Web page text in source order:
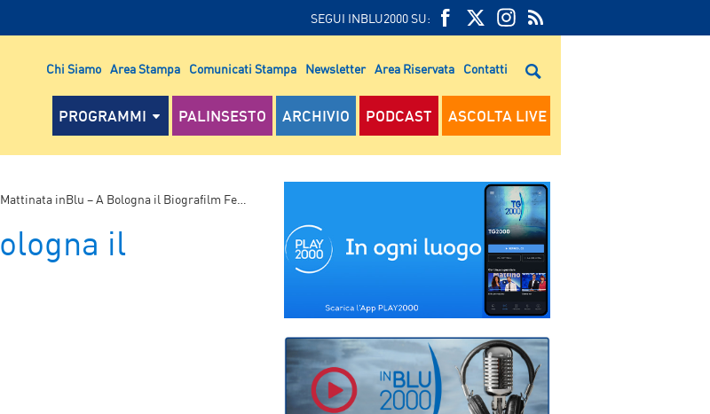
SEGUI INBLU2000 SU:
FEED
RSS
RSS
Chi Siamo Area Stampa Comunicati Stampa Newsletter Area Riservata Contatti
PROGRAMMI PALINSESTO ARCHIVIO PODCAST ASCOLTA LIVE
Mattinata inBlu – A Bologna il Biografilm Festival
il